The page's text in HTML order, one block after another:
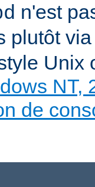
n'est
plutôt
Unix
NT,
de